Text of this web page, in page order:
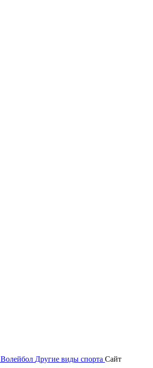
Волейбол Другие виды спорта Сайт